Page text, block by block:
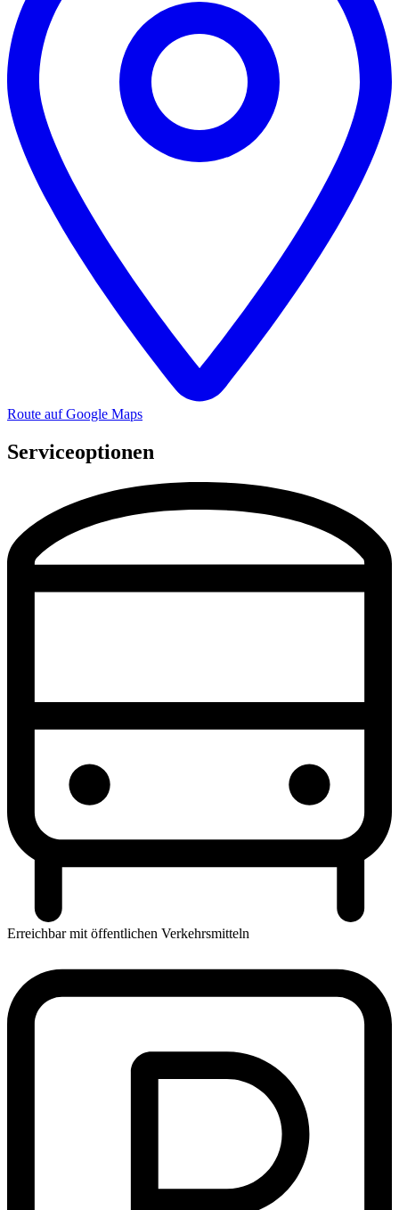
Route auf Google Maps
Serviceoptionen
Erreichbar mit öffentlichen Verkehrsmitteln